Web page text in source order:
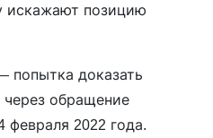
искажают позицию
попытка доказать
обращение
февраля 2022 года.